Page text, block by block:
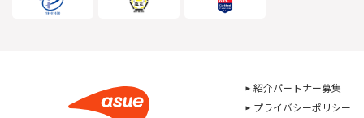
紹介パートナー募集
プライバシーポリシー